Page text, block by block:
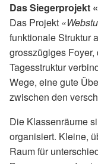
Das Siegerprojekt
Das Projekt
funktionale Struktur
grosszügiges
Tagesstruktur
Wege, eine gute
zwischen den
Die Klassenräume
organisiert. Kleine,
Raum für